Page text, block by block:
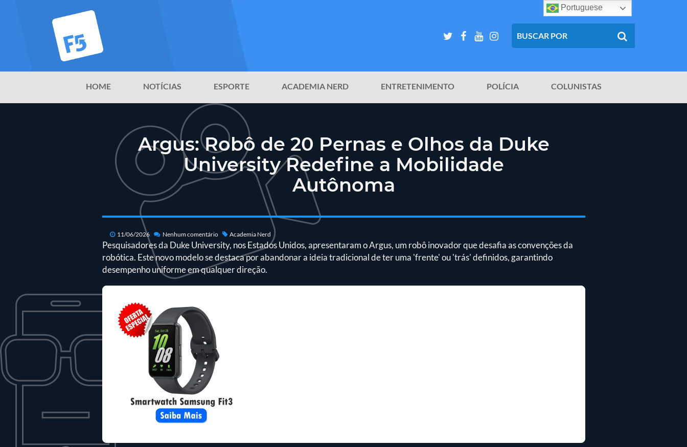
HOME NOTÍCIAS ESPORTE ACADEMIA NERD ENTRETENIMENTO POLÍCIA COLUNISTAS
Argus: Robô de 20 Pernas e Olhos da Duke
University Redefine a Mobilidade
Autônoma
11/06/2026 Nenhum comentário Academia Nerd
Pesquisadores da Duke University, nos Estados Unidos, apresentaram o Argus, um robô inovador que desafia as convenções da
robótica. Este novo modelo se destaca por abandonar a ideia tradicional de ter uma 'frente' ou 'trás' definidos, garantindo
desempenho uniforme em qualquer direção.
Portuguese